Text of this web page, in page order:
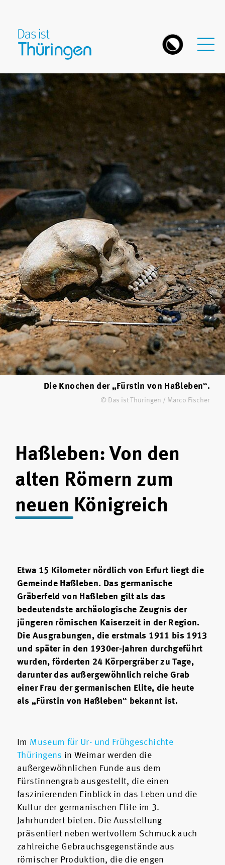
Die Knochen der „Fürstin von Haßleben“.
© Das ist Thüringen / Marco Fischer
Haßleben: Von den
alten Römern zum
neuen Königreich
Etwa 15 Kilometer nördlich von Erfurt liegt die
Gemeinde Haßleben. Das germanische
Gräberfeld von Haßleben gilt als das
bedeutendste archäologische Zeugnis der
jüngeren römischen Kaiserzeit in der Region.
Die Ausgrabungen, die erstmals 1911 bis 1913
und später in den 1930er-Jahren durchgeführt
wurden, förderten 24 Körpergräber zu Tage,
darunter das außergewöhnlich reiche Grab
einer Frau der germanischen Elite, die heute
als „Fürstin von Haßleben“ bekannt ist.
Im Museum für Ur- und Frühgeschichte
Thüringens in Weimar werden die
außergewöhnlichen Funde aus dem
Fürstinnengrab ausgestellt, die einen
faszinierenden Einblick in das Leben und die
Kultur der germanischen Elite im 3.
Jahrhundert bieten. Die Ausstellung
präsentiert neben wertvollem Schmuck auch
zahlreiche Gebrauchsgegenstände aus
römischer Produktion, die die engen